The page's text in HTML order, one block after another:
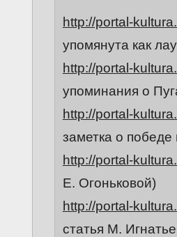
http://portal-
упомянута как
http://portal-
упоминания о
http://portal-
заметка о
http://portal-
Е. Огоньковой)
http://portal-
статья М.